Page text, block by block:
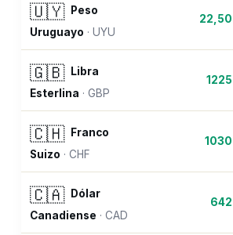
🇺🇾
Peso
Uruguayo ·UYU
22,50
🇬🇧
Libra
Esterlina ·GBP
1225
🇨🇭
Franco
Suizo ·CHF
1030
🇨🇦
Dólar
Canadiense ·CAD
642